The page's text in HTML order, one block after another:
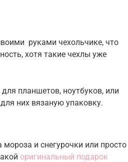
руками чехольчике, что
хотя такие чехлы уже
планшетов, ноутбуков, или
них вязаную упаковку.
и снегурочки или просто
оригинальный подарок